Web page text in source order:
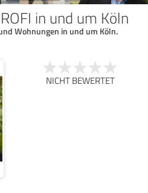
in und um Köln
Wohnungen in und um Köln.
NICHT BEWERTET